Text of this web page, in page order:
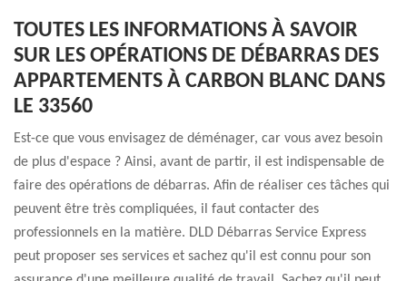
TOUTES LES INFORMATIONS À SAVOIR
SUR LES OPÉRATIONS DE DÉBARRAS DES
APPARTEMENTS À CARBON BLANC DANS
LE 33560
Est-ce que vous envisagez de déménager, car vous avez besoin
de plus d'espace ? Ainsi, avant de partir, il est indispensable de
faire des opérations de débarras. Afin de réaliser ces tâches qui
peuvent être très compliquées, il faut contacter des
professionnels en la matière. DLD Débarras Service Express
peut proposer ses services et sachez qu'il est connu pour son